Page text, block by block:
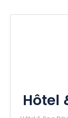
Hôtel